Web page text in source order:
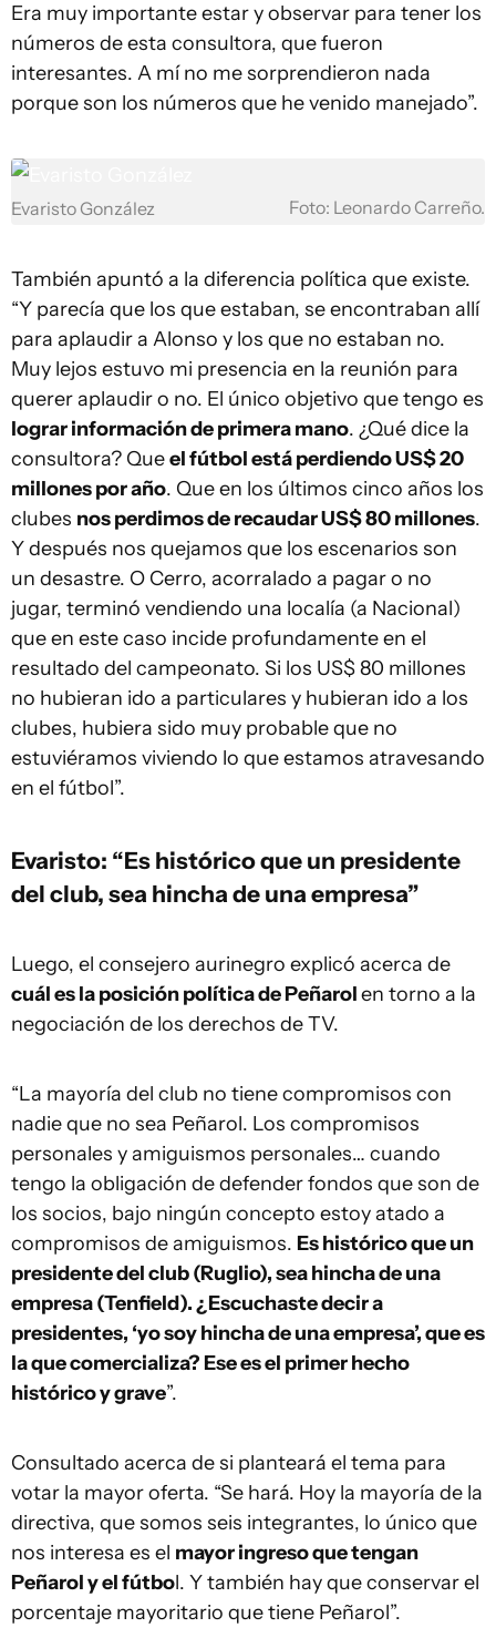
Era muy importante estar y observar para tener los
números de esta consultora, que fueron
interesantes. A mí no me sorprendieron nada
porque son los números que he venido manejado”.
Evaristo González Foto: Leonardo Carreño.
También apuntó a la diferencia política que existe.
“Y parecía que los que estaban, se encontraban allí
para aplaudir a Alonso y los que no estaban no.
Muy lejos estuvo mi presencia en la reunión para
querer aplaudir o no. El único objetivo que tengo es
lograr información de primera mano. ¿Qué dice la
consultora? Queel fútbol está perdiendo US$ 20
millones por año. Que en los últimos cinco años los
clubes nos perdimos de recaudar US$ 80 millones.
Y después nos quejamos que los escenarios son
un desastre. O Cerro, acorralado a pagar o no
jugar, terminó vendiendo una localía (a Nacional)
que en este caso incide profundamente en el
resultado del campeonato. Si los US$ 80 millones
no hubieran ido a particulares y hubieran ido a los
clubes, hubiera sido muy probable que no
estuviéramos viviendo lo que estamos atravesando
en el fútbol”.
Evaristo: “Es histórico que un presidente
del club, sea hincha de una empresa”
Luego, el consejero aurinegro explicó acerca de
cuál es la posición política de Peñarolen torno a la
negociación de los derechos de TV.
“La mayoría del club no tiene compromisos con
nadie que no sea Peñarol. Los compromisos
personales y amiguismos personales… cuando
tengo la obligación de defender fondos que son de
los socios, bajo ningún concepto estoy atado a
compromisos de amiguismos. Es histórico que un
presidente del club (Ruglio), sea hincha de una
empresa (Tenfield). ¿Escuchaste decir a
presidentes, ‘yo soy hincha de una empresa’, que es
la que comercializa? Ese es el primer hecho
histórico y grave”.
Consultado acerca de si planteará el tema para
votar la mayor oferta. “Se hará. Hoy la mayoría de la
directiva, que somos seis integrantes, lo único que
nos interesa es el mayor ingreso que tengan
Peñarol y el fútbol. Y también hay que conservar el
porcentaje mayoritario que tiene Peñarol”.